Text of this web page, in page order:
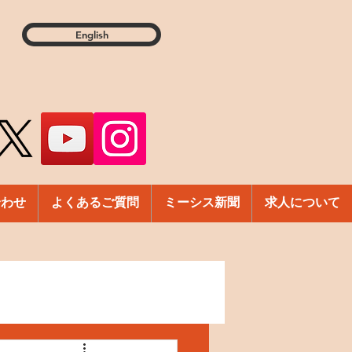
English
せ よくあるご質問 ミーシス新聞 求人について